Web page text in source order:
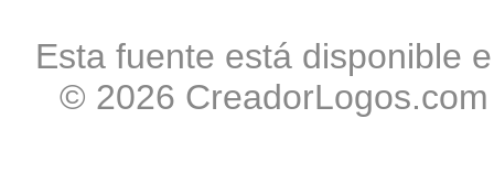
Esta fuente está disponible
© 2026